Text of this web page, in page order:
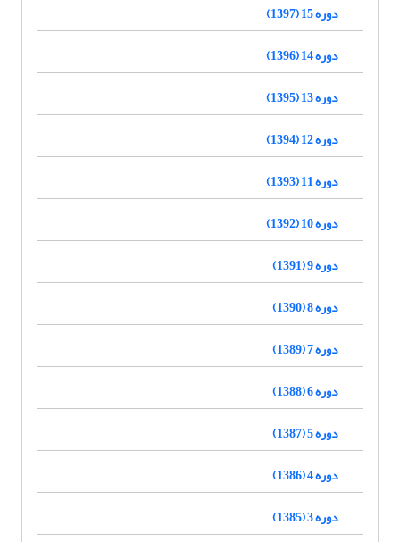
دوره 15 (1397)
دوره 14 (1396)
دوره 13 (1395)
دوره 12 (1394)
دوره 11 (1393)
دوره 10 (1392)
دوره 9 (1391)
دوره 8 (1390)
دوره 7 (1389)
دوره 6 (1388)
دوره 5 (1387)
دوره 4 (1386)
دوره 3 (1385)